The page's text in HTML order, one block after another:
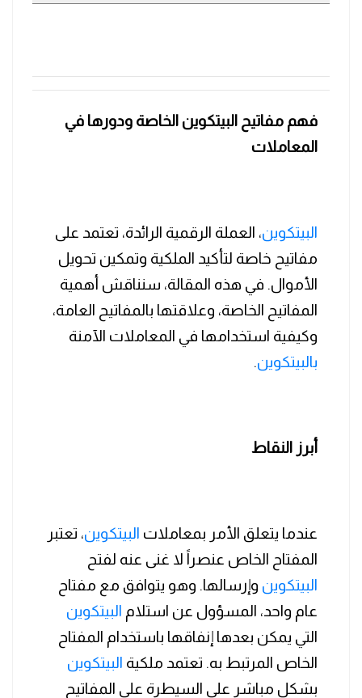
فهم مفاتيح البيتكوين الخاصة ودورها في
المعاملات
البيتكوين، العملة الرقمية الرائدة، تعتمد على
مفاتيح خاصة لتأكيد الملكية وتمكين تحويل
الأموال. في هذه المقالة، سنناقش أهمية
المفاتيح الخاصة، وعلاقتها بالمفاتيح العامة،
وكيفية استخدامها في المعاملات الآمنة
بالبيتكوين.
أبرز النقاط
عندما يتعلق الأمر بمعاملات البيتكوين، تعتبر
المفتاح الخاص عنصراً لا غنى عنه لفتح
البيتكوين وإرسالها. وهو يتوافق مع مفتاح
عام واحد، المسؤول عن استلام البيتكوين
التي يمكن بعدها إنفاقها باستخدام المفتاح
الخاص المرتبط به. تعتمد ملكية البيتكوين
بشكل مباشر على السيطرة على المفاتيح